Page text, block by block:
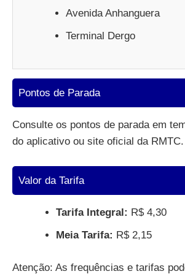
Avenida Anhanguera
Terminal Dergo
Pontos de Parada
Consulte os pontos de parada em
do aplicativo ou site oficial da RMTC.
Valor da Tarifa
Tarifa Integral: R$ 4,30
Meia Tarifa: R$ 2,15
Atenção: As frequências e tarifas